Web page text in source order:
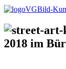
2018 im